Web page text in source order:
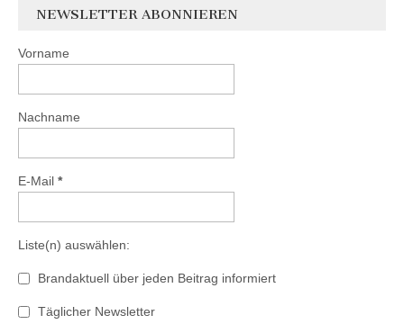
NEWSLETTER ABONNIEREN
Vorname
Nachname
E-Mail *
Liste(n) auswählen:
Brandaktuell über jeden Beitrag informiert
Täglicher Newsletter